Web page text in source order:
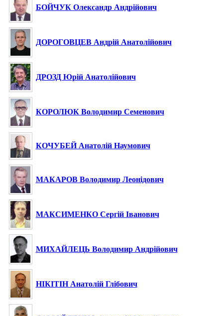
БОЙЧУК Олександр Андрійович
ДОРОГОВЦЕВ Андрій Анатолійович
ДРОЗД Юрій Анатолійович
КОРОЛЮК Володимир Семенович
КОЧУБЕЙ Анатолій Наумович
МАКАРОВ Володимир Леонідович
МАКСИМЕНКО Сергій Іванович
МИХАЙЛЕЦЬ Володимир Андрійович
НІКІТІН Анатолій Глібович